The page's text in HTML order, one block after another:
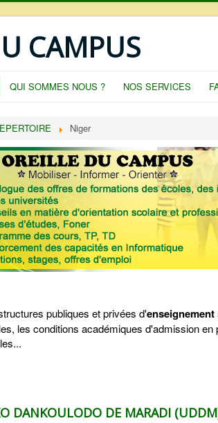
CAMPUS
QUI SOMMES NOUS ? NOS SERVICES
Niger
publiques et privées d'enseignement
les conditions académiques d'admission en
DANKOULODO DE MARADI